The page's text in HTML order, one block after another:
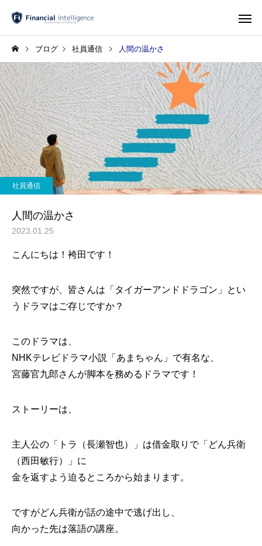
ブログ 社員通信 人間の温かさ
社員通信
人間の温かさ
2023.01.25
こんにちは！袴田です！
突然ですが、皆さんは「タイガーアンドドラゴン」とい
うドラマはご存じですか？
このドラマは、
NHKテレビドラマ小説「あまちゃん」で有名な、
宮藤官九郎さんが脚本を務めるドラマです！
ストーリーは、
主人公の「トラ（長瀬智也）」は借金取りで「どん兵衛
（西田敏行）」に
金を返すよう迫るところから始まります。
ですがどん兵衛が話の途中で逃げ出し、
向かった先は落語の講座。